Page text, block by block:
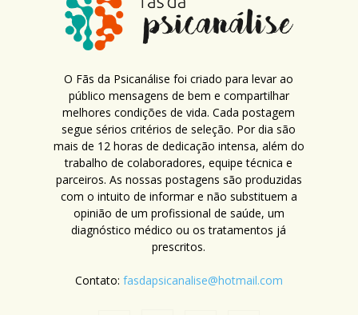
O Fãs da Psicanálise foi criado para levar ao
público mensagens de bem e compartilhar
melhores condições de vida. Cada postagem
segue sérios critérios de seleção. Por dia são
mais de 12 horas de dedicação intensa, além do
trabalho de colaboradores, equipe técnica e
parceiros. As nossas postagens são produzidas
com o intuito de informar e não substituem a
opinião de um profissional de saúde, um
diagnóstico médico ou os tratamentos já
prescritos.
Contato: fasdapsicanalise@hotmail.com